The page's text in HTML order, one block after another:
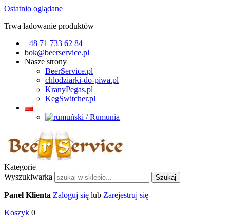
Ostatnio oglądane
Trwa ładowanie produktów
+48 71 733 62 84
bok@beerservice.pl
Nasze strony
BeerService.pl
chlodziarki-do-piwa.pl
KranyPegas.pl
KegSwitcher.pl
Kategorie
Wyszukiwarka
Szukaj
Panel Klienta Zaloguj się lub Zarejestruj się
Koszyk 0